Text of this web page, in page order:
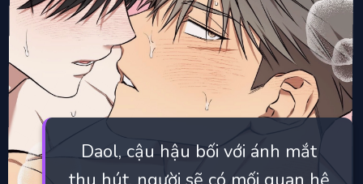
Daol, cậu hậu bối với ánh mắt